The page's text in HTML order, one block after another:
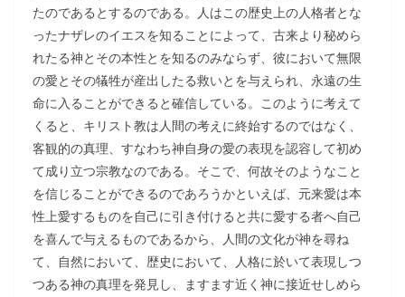
たのであるとするのである。人はこの歴史上の人格者とな
ったナザレのイエスを知ることによって、古来より秘めら
れたる神とその本性とを知るのみならず、彼において無限
の愛とその犠牲が産出したる救いとを与えられ、永遠の生
命に入ることができると確信している。このように考えて
くると、キリスト教は人間の考えに終始するのではなく、
客観的の真理、すなわち神自身の愛の表現を認容して初め
て成り立つ宗教なのである。そこで、何故そのようなこと
を信じることができるのであろうかといえば、元来愛は本
性上愛するものを自己に引き付けると共に愛する者へ自己
を喜んで与えるものであるから、人間の文化が神を尋ね
て、自然において、歴史において、人格に於いて表現しつ
つある神の真理を発見し、ますます近く神に接近せしめら